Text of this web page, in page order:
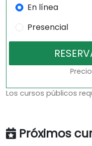
En línea
Presencial
Los cursos públicos
Próximos